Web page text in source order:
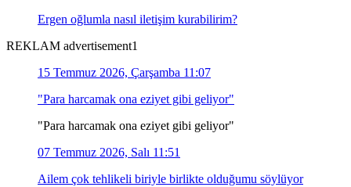
Ergen oğlumla nasıl iletişim kurabilirim?
REKLAM advertisement1
15 Temmuz 2026, Çarşamba 11:07
"Para harcamak ona eziyet gibi geliyor"
"Para harcamak ona eziyet gibi geliyor"
07 Temmuz 2026, Salı 11:51
Ailem çok tehlikeli biriyle birlikte olduğumu söylüyor